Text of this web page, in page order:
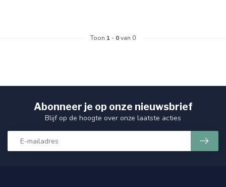
Toon 1 - 0van 0
Abonneer je op onze nieuwsbrief
Blijf op de hoogte over onze laatste acties